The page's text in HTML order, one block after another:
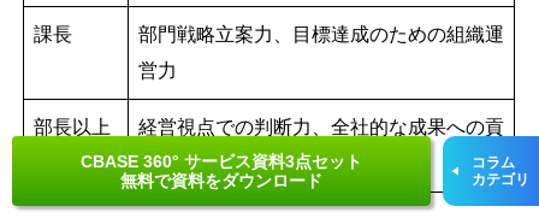
CBASE 360° サービス資料3点セット
無料で資料をダウンロード
コラム
カテゴリ
課長
部門戦略立案力、目標達成のための組織運
営力
部長以上
経営視点での判断力、全社的な成果への貢
献度